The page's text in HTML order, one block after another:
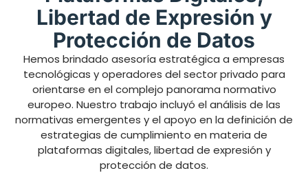
Libertad de Expresión y
Protección de Datos
Hemos brindado asesoría estratégica a empresas
tecnológicas y operadores del sector privado para
orientarse en el complejo panorama normativo
europeo. Nuestro trabajo incluyó el análisis de las
normativas emergentes y el apoyo en la definición de
estrategias de cumplimiento en materia de
plataformas digitales, libertad de expresión y
protección de datos.